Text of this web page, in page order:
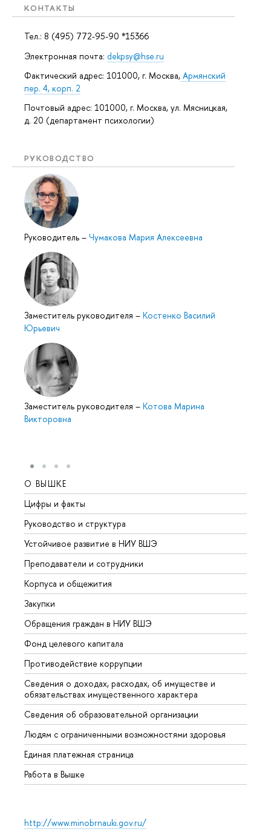
КОНТАКТЫ
Тел.: 8 (495) 772-95-90 *15366
Электронная почта: dekpsy@hse.ru
Фактический адрес: 101000, г. Москва, Армянский
пер. 4, корп. 2
Почтовый адрес: 101000, г. Москва, ул. Мясницкая,
д. 20 (департамент психологии)
РУКОВОДСТВО
Руководитель – Чумакова Мария Алексеевна
Заместитель руководителя – Костенко Василий
Юрьевич
Заместитель руководителя – Котова Марина
Викторовна
О ВЫШКЕ
Цифры и факты
Руководство и структура
Устойчивое развитие в НИУ ВШЭ
Преподаватели и сотрудники
Корпуса и общежития
Закупки
Обращения граждан в НИУ ВШЭ
Фонд целевого капитала
Противодействие коррупции
Сведения о доходах, расходах, об имуществе и
обязательствах имущественного характера
Сведения об образовательной организации
Людям с ограниченными возможностями здоровья
Единая платежная страница
Работа в Вышке
http://www.minobrnauki.gov.ru/